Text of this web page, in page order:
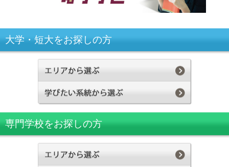
大学・短大をお探しの方
専門学校をお探しの方